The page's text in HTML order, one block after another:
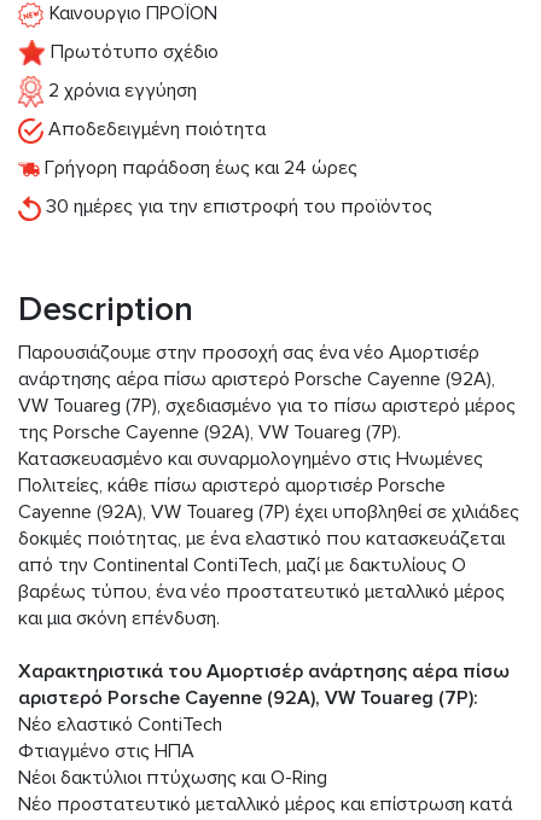
Καινουργιο ΠΡΟΪΟΝ
Πρωτότυπο σχέδιο
2 χρόνια εγγύηση
Αποδεδειγμένη ποιότητα
Γρήγορη παράδοση έως και 24 ώρες
30 ημέρες για την επιστροφή του προϊόντος
Description
Παρουσιάζουμε στην προσοχή σας ένα νέο Αμορτισέρ
ανάρτησης αέρα πίσω αριστερό Porsche Cayenne (92A),
VW Touareg (7P), σχεδιασμένο για το πίσω αριστερό μέρος
της Porsche Cayenne (92A), VW Touareg (7P).
Κατασκευασμένο και συναρμολογημένο στις Ηνωμένες
Πολιτείες, κάθε πίσω αριστερό αμορτισέρ Porsche
Cayenne (92A), VW Touareg (7P) έχει υποβληθεί σε χιλιάδες
δοκιμές ποιότητας, με ένα ελαστικό που κατασκευάζεται
από την Continental ContiTech, μαζί με δακτυλίους O
βαρέως τύπου, ένα νέο προστατευτικό μεταλλικό μέρος
και μια σκόνη επένδυση.
Χαρακτηριστικά του Αμορτισέρ ανάρτησης αέρα πίσω
αριστερό Porsche Cayenne (92A), VW Touareg (7P):
Νέο ελαστικό ContiTech
Φτιαγμένο στις ΗΠΑ
Νέοι δακτύλιοι πτύχωσης και O-Ring
Νέο προστατευτικό μεταλλικό μέρος και επίστρωση κατά